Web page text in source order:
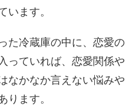
います。
た冷蔵庫の中に、恋愛の
っていれば、恋愛関係や
なかなか言えない悩みや
ります。